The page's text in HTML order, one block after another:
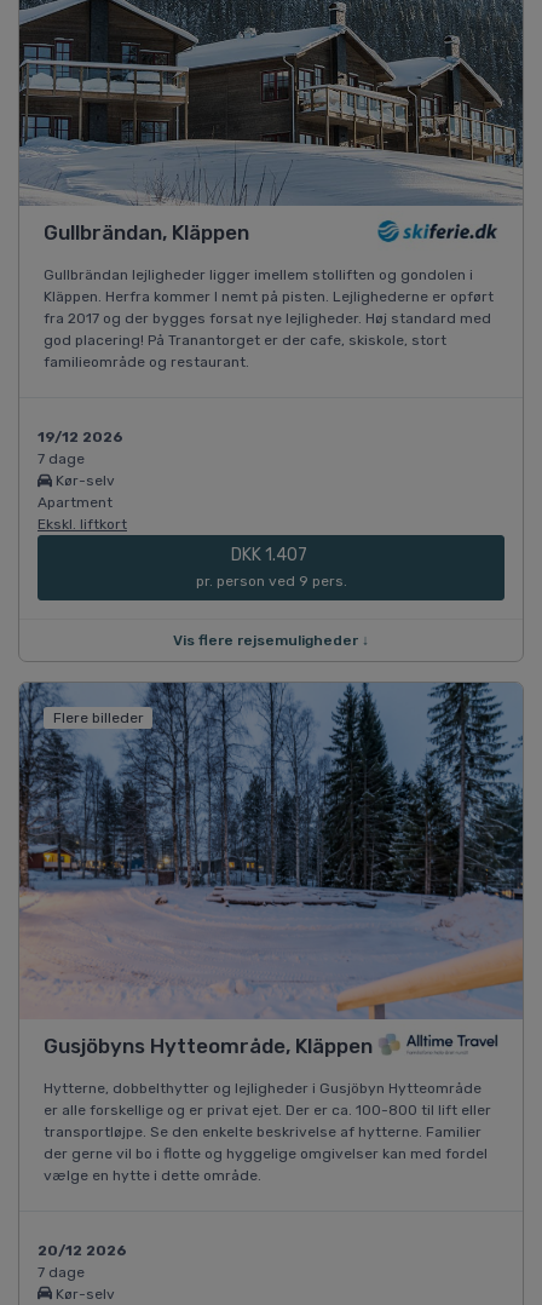
Gullbrändan, Kläppen
Gullbrändan lejligheder ligger imellem stolliften og gondolen i
Kläppen. Herfra kommer I nemt på pisten. Lejlighederne er opført
fra 2017 og der bygges forsat nye lejligheder. Høj standard med
god placering! På Tranantorget er der cafe, skiskole, stort
familieområde og restaurant.
19/12 2026
7 dage
Kør-selv
Apartment
Ekskl. liftkort
DKK 1.407
pr. person ved 9 pers.
Vis flere rejsemuligheder ↓
Flere billeder
Gusjöbyns Hytteområde, Kläppen
Hytterne, dobbelthytter og lejligheder i Gusjöbyn Hytteområde
er alle forskellige og er privat ejet. Der er ca. 100-800 til lift eller
transportløjpe. Se den enkelte beskrivelse af hytterne. Familier
der gerne vil bo i flotte og hyggelige omgivelser kan med fordel
vælge en hytte i dette område.
20/12 2026
7 dage
Kør-selv